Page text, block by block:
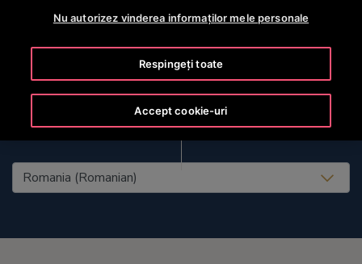
United States (EN)
Nu autorizez vinderea informaților mele personale
Respingeți toate
Accept cookie-uri